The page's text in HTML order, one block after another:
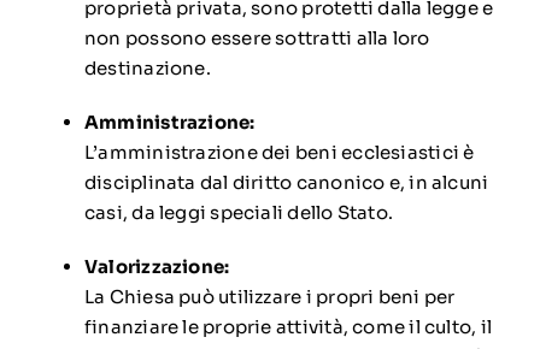
proprietà privata, sono protetti dalla legge e
non possono essere sottratti alla loro
destinazione.
Amministrazione:
L’amministrazione dei beni ecclesiastici è
disciplinata dal diritto canonico e, in alcuni
casi, da leggi speciali dello Stato.
Valorizzazione:
La Chiesa può utilizzare i propri beni per
finanziare le proprie attività, come il culto, il